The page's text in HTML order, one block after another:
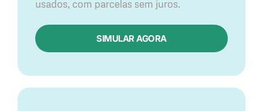
usados, com parcelas sem juros.
SIMULAR AGORA